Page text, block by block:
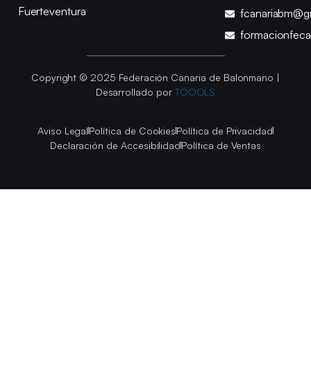
Fuerteventura
Copyright © 2025 Federación Canaria de Balonmano |
Desarrollado por TOOOLS
Aviso LegalPolítica de CookiesPolítica de Privacidad
Declaración de AccesibilidadPolítica de Ventas